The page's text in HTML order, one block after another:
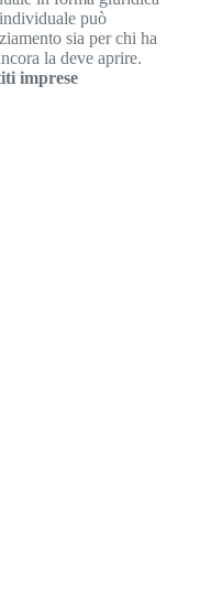
può
sia per chi ha
la deve aprire.
imprese